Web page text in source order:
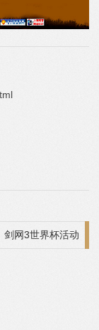
剑网3世界杯活动